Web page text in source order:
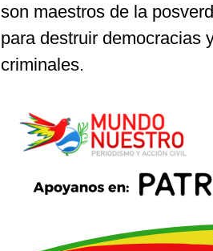
son maestros de la
para destruir democracias
criminales.